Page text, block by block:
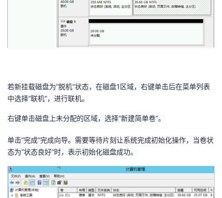
若新挂载磁盘为“脱机”状态，在磁盘1区域，右键单击后在菜单列表
中选择“联机”，进行联机。
右键单击磁盘上未分配的区域，选择“新建简单卷”。
单击“完成”完成向导。需要等待片刻让系统完成初始化操作，当卷状
态为“状态良好”时，表示初始化磁盘成功。